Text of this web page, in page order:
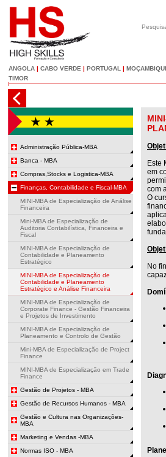
ANGOLA | CABO VERDE | PORTUGAL |
TIMOR
Administração Pública-MBA
Banca - MBA
Compras,Stocks e Logistica-MBA
Finanças, Contabilidade e Fiscal-MBA
MINI-MBA de Especialização de Análise
Financeira
Mini-MBA de Especialização de
Auditoria Contabilística, Financeira e
Fiscal
MINI-MBA de Especialização de
Contabilidade e Planeamento
Estratégico
MINI-MBA de Especialização de
Contabilidade e Planeamento
Estratégico e Análise Financeira
MINI-MBA de Especialização de
Corporate Finance - Gestão Financeira
e Projetos de Investimento
MINI-MBA de Especialização de
Planeamento e Controlo de Gestão
Mini-MBA de Especialização de Project
Finance
MINI-MBA de Especialização em Trade
Finance
Gestão de Projetos - MBA
Gestão de Recursos Humanos - MBA
Gestão e Cultura nas Organizações-
MBA
Marketing e Vendas -MBA
Normas ISO - MBA
Este
em
com
O
No